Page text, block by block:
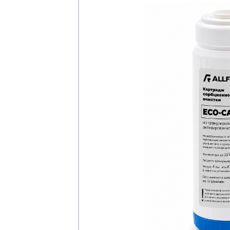
Каталог
Клиентам
Застройщикам
Снабженцам и
Монтажным
Предприятиям и
О
История компании